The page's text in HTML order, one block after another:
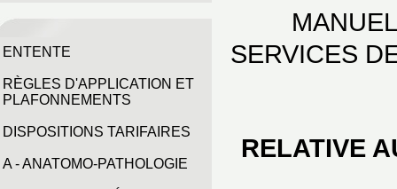
ENTENTE
RÈGLES D'APPLICATION ET
PLAFONNEMENTS
DISPOSITIONS TARIFAIRES
A - ANATOMO-PATHOLOGIE
SERVICES
RELATIVE